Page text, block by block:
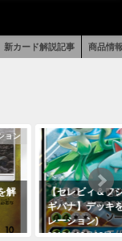
新カード解説記事 商品情
ョン
解
【セレビィ＆フ
ギバナ】デッキ
レーション)
2018年12月12日